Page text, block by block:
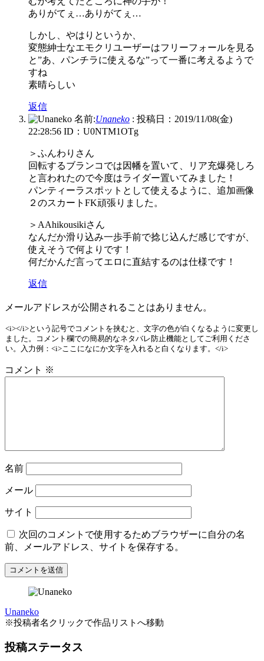
ありがてぇ…ありがてぇ…
しかし、やはりというか、
変態紳士なエモクリユーザーはフリーフォールを見る
と”あ、パンチラに使えるな”って一番に考えるようで
すね
素晴らしい
返信
名前:Unaneko : 投稿日：2019/11/08(金)
22:28:56 ID：U0NTM1OTg
＞ふんわりさん
回転するブランコでは因幡を置いて、リア充爆発しろ
と言われたので今度はライダー置いてみました！
パンティーラスポットとして使えるように、追加画像
２のスカートFK頑張りました。
＞AAhikousikiさん
なんだか滑り込み一歩手前で捻じ込んだ感じですが、
使えそうで何よりです！
何だかんだ言ってエロに直結するのは仕様です！
返信
メールアドレスが公開されることはありません。
<i></i>という記号でコメントを挟むと、文字の色が白くなるように変更し
ました。コメント欄での簡易的なネタバレ防止機能としてご利用くださ
い。入力例：<i>ここになにか文字を入れると白くなります。</i>
コメント ※
名前
メール
サイト
次回のコメントで使用するためブラウザーに自分の名
前、メールアドレス、サイトを保存する。
Unaneko
※投稿者名クリックで作品リストへ移動
投稿ステータス